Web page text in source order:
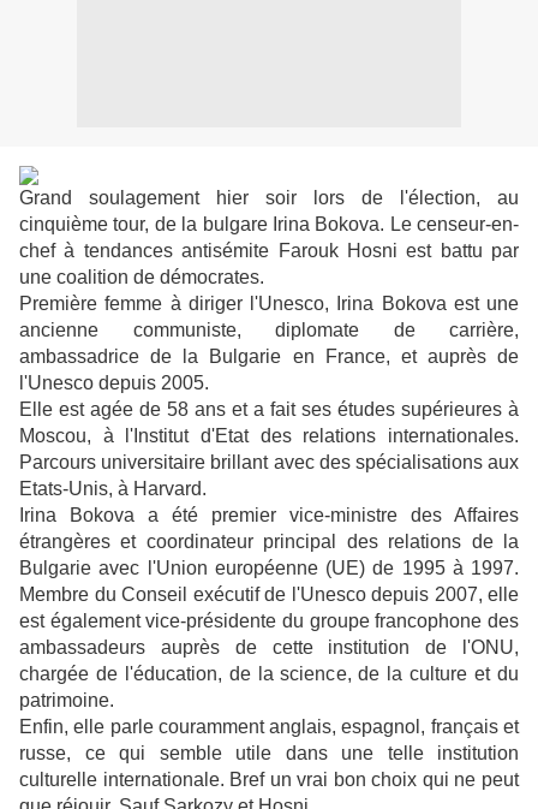
Grand soulagement hier soir lors de l'élection, au
cinquième tour, de la bulgare Irina Bokova. Le censeur-en-
chef à tendances antisémite Farouk Hosni est battu par
une coalition de démocrates.
Première femme à diriger l'Unesco, Irina Bokova est une
ancienne communiste, diplomate de carrière,
ambassadrice de la Bulgarie en France, et auprès de
l'Unesco depuis 2005.
Elle est agée de 58 ans et a fait ses études supérieures à
Moscou, à l'Institut d'Etat des relations internationales.
Parcours universitaire brillant avec des spécialisations aux
Etats-Unis, à Harvard.
Irina Bokova a été premier vice-ministre des Affaires
étrangères et coordinateur principal des relations de la
Bulgarie avec l'Union européenne (UE) de 1995 à 1997.
Membre du Conseil exécutif de l'Unesco depuis 2007, elle
est également vice-présidente du groupe francophone des
ambassadeurs auprès de cette institution de l'ONU,
chargée de l'éducation, de la science, de la culture et du
patrimoine.
Enfin, elle parle couramment anglais, espagnol, français et
russe, ce qui semble utile dans une telle institution
culturelle internationale. Bref un vrai bon choix qui ne peut